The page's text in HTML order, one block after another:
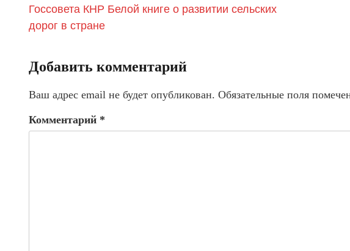
Госсовета КНР Белой книге о развитии сельских
дорог в стране
Добавить комментарий
Ваш адрес email не будет опубликован. Обязательные поля
Комментарий *